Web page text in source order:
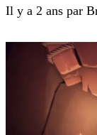
Il y a 2 ans par